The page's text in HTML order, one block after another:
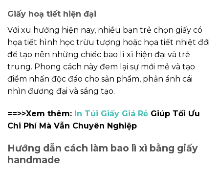
Giấy hoạ tiết hiện đại
Với xu hướng hiện nay, nhiều bạn trẻ chọn giấy có
họa tiết hình học trừu tượng hoặc họa tiết nhiệt đới
để tạo nên những chiếc bao lì xì hiện đại và trẻ
trung. Phong cách này đem lại sự mới mẻ và tạo
điểm nhấn độc đáo cho sản phẩm, phản ánh cái
nhìn đương đại và sáng tạo.
==>>Xem thêm: In Túi Giấy Giá Rẻ Giúp Tối Ưu
Chi Phí Mà Vẫn Chuyên Nghiệp
Hướng dẫn cách làm bao lì xì bằng giấy
handmade